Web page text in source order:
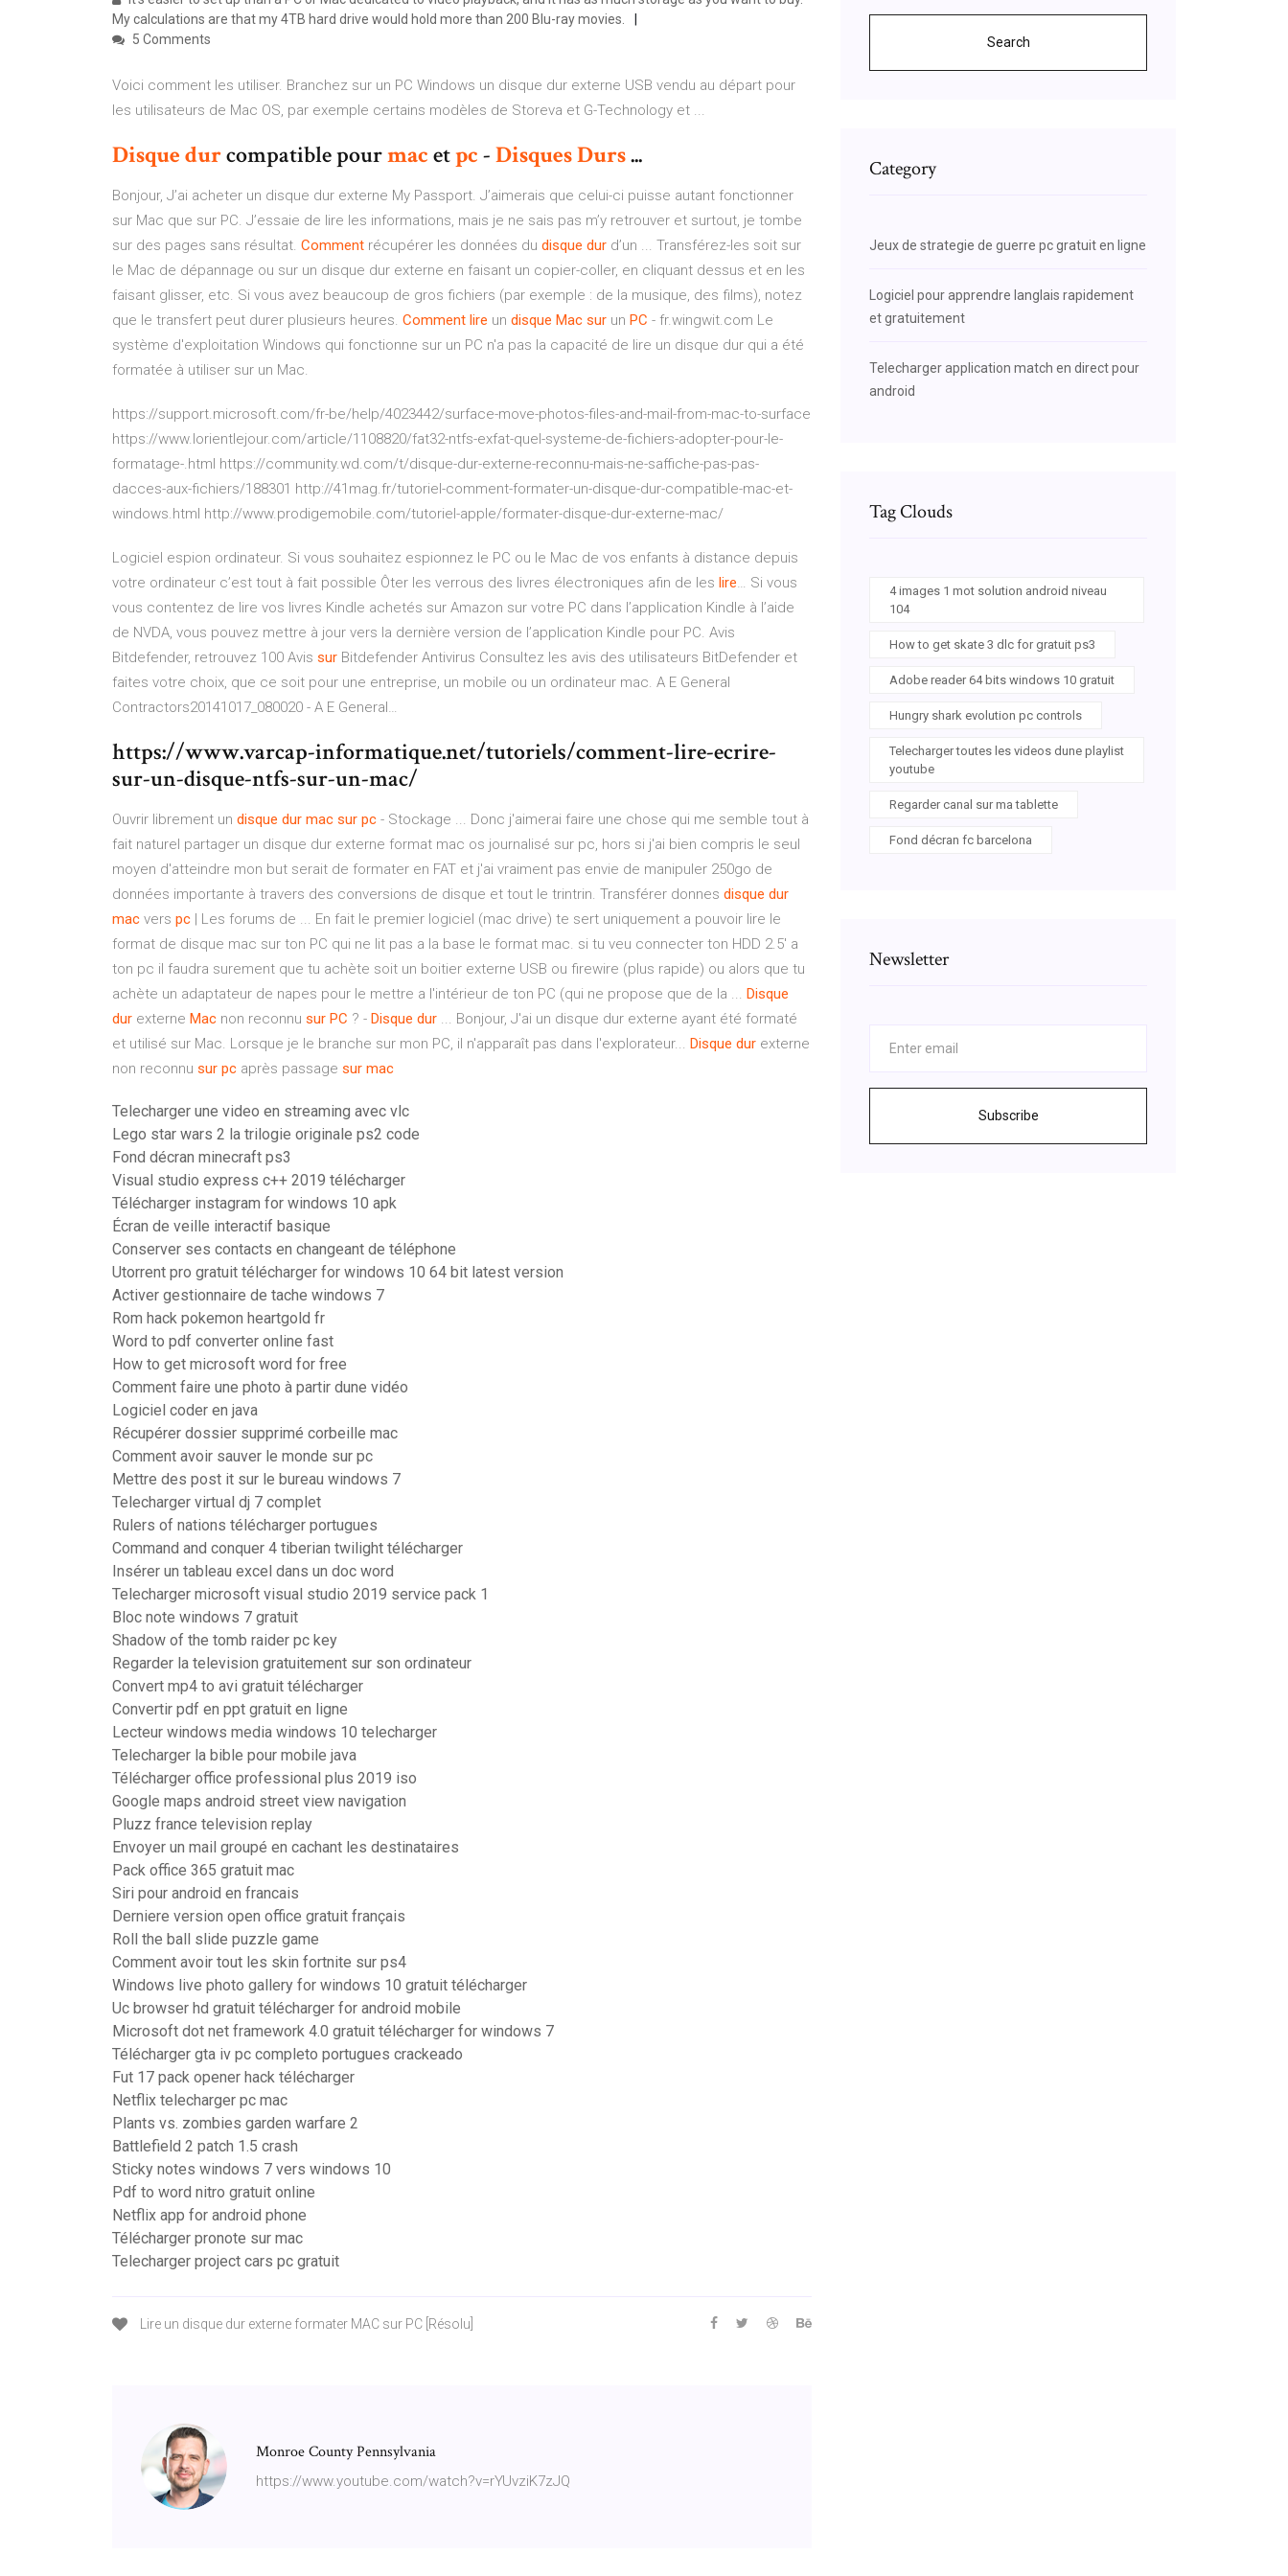
My calculations are that my 4TB hard drive would hold more than 200 Blu-ray movies.
5 Comments
Voici comment les utiliser. Branchez sur un PC Windows un disque dur externe USB vendu au départ pour
les utilisateurs de Mac OS, par exemple certains modèles de Storeva et G-Technology et ...
Disquedurcompatible pourmacetpc-DisquesDurs...
Bonjour, J’ai acheter un disque dur externe My Passport. J’aimerais que celui-ci puisse autant fonctionner
sur Mac que sur PC. J’essaie de lire les informations, mais je ne sais pas m’y retrouver et surtout, je tombe
sur des pages sans résultat. Comment récupérer les données du disque dur d’un ... Transférez-les soit sur
le Mac de dépannage ou sur un disque dur externe en faisant un copier-coller, en cliquant dessus et en les
faisant glisser, etc. Si vous avez beaucoup de gros fichiers (par exemple : de la musique, des films), notez
que le transfert peut durer plusieurs heures. Comment lire un disque Mac sur un PC - fr.wingwit.com Le
système d'exploitation Windows qui fonctionne sur un PC n'a pas la capacité de lire un disque dur qui a été
formatée à utiliser sur un Mac.
https://support.microsoft.com/fr-be/help/4023442/surface-move-photos-files-and-mail-from-mac-to-surface
https://www.lorientlejour.com/article/1108820/fat32-ntfs-exfat-quel-systeme-de-fichiers-adopter-pour-le-
formatage-.html https://community.wd.com/t/disque-dur-externe-reconnu-mais-ne-saffiche-pas-pas-
dacces-aux-fichiers/188301 http://41mag.fr/tutoriel-comment-formater-un-disque-dur-compatible-mac-et-
windows.html http://www.prodigemobile.com/tutoriel-apple/formater-disque-dur-externe-mac/
Logiciel espion ordinateur. Si vous souhaitez espionnez le PC ou le Mac de vos enfants à distance depuis
votre ordinateur c’est tout à fait possible Ôter les verrous des livres électroniques afin de les lire… Si vous
vous contentez de lire vos livres Kindle achetés sur Amazon sur votre PC dans l’application Kindle à l’aide
de NVDA, vous pouvez mettre à jour vers la dernière version de l’application Kindle pour PC. Avis
Bitdefender, retrouvez 100 Avis sur Bitdefender Antivirus Consultez les avis des utilisateurs BitDefender et
faites votre choix, que ce soit pour une entreprise, un mobile ou un ordinateur mac. A E General
Contractors20141017_080020 - A E General…
https://www.varcap-informatique.net/tutoriels/comment-lire-ecrire-
sur-un-disque-ntfs-sur-un-mac/
Ouvrir librement un disque dur mac sur pc - Stockage ... Donc j'aimerai faire une chose qui me semble tout à
fait naturel partager un disque dur externe format mac os journalisé sur pc, hors si j'ai bien compris le seul
moyen d'atteindre mon but serait de formater en FAT et j'ai vraiment pas envie de manipuler 250go de
données importante à travers des conversions de disque et tout le trintrin. Transférer donnes disque dur
mac vers pc | Les forums de ... En fait le premier logiciel (mac drive) te sert uniquement a pouvoir lire le
format de disque mac sur ton PC qui ne lit pas a la base le format mac. si tu veu connecter ton HDD 2.5' a
ton pc il faudra surement que tu achète soit un boitier externe USB ou firewire (plus rapide) ou alors que tu
achète un adaptateur de napes pour le mettre a l'intérieur de ton PC (qui ne propose que de la ... Disque
dur externe Mac non reconnu sur PC ? - Disque dur ... Bonjour, J'ai un disque dur externe ayant été formaté
et utilisé sur Mac. Lorsque je le branche sur mon PC, il n'apparaît pas dans l'explorateur... Disque dur externe
non reconnu sur pc après passage sur mac
Telecharger une video en streaming avec vlc
Lego star wars 2 la trilogie originale ps2 code
Fond décran minecraft ps3
Visual studio express c++ 2019 télécharger
Télécharger instagram for windows 10 apk
Écran de veille interactif basique
Conserver ses contacts en changeant de téléphone
Utorrent pro gratuit télécharger for windows 10 64 bit latest version
Activer gestionnaire de tache windows 7
Rom hack pokemon heartgold fr
Word to pdf converter online fast
How to get microsoft word for free
Comment faire une photo à partir dune vidéo
Logiciel coder en java
Récupérer dossier supprimé corbeille mac
Comment avoir sauver le monde sur pc
Mettre des post it sur le bureau windows 7
Telecharger virtual dj 7 complet
Rulers of nations télécharger portugues
Command and conquer 4 tiberian twilight télécharger
Insérer un tableau excel dans un doc word
Telecharger microsoft visual studio 2019 service pack 1
Bloc note windows 7 gratuit
Shadow of the tomb raider pc key
Regarder la television gratuitement sur son ordinateur
Convert mp4 to avi gratuit télécharger
Convertir pdf en ppt gratuit en ligne
Lecteur windows media windows 10 telecharger
Telecharger la bible pour mobile java
Télécharger office professional plus 2019 iso
Google maps android street view navigation
Pluzz france television replay
Envoyer un mail groupé en cachant les destinataires
Pack office 365 gratuit mac
Siri pour android en francais
Derniere version open office gratuit français
Roll the ball slide puzzle game
Comment avoir tout les skin fortnite sur ps4
Windows live photo gallery for windows 10 gratuit télécharger
Uc browser hd gratuit télécharger for android mobile
Microsoft dot net framework 4.0 gratuit télécharger for windows 7
Télécharger gta iv pc completo portugues crackeado
Fut 17 pack opener hack télécharger
Netflix telecharger pc mac
Plants vs. zombies garden warfare 2
Battlefield 2 patch 1.5 crash
Sticky notes windows 7 vers windows 10
Pdf to word nitro gratuit online
Netflix app for android phone
Télécharger pronote sur mac
Telecharger project cars pc gratuit
Lire un disque dur externe formater MAC sur PC [Résolu]
Monroe County Pennsylvania
https://www.youtube.com/watch?v=rYUvziK7zJQ
Search
Category
Jeux de strategie de guerre pc gratuit en ligne
Logiciel pour apprendre langlais rapidement
et gratuitement
Telecharger application match en direct pour
android
Tag Clouds
4 images 1 mot solution android niveau
104
How to get skate 3 dlc for gratuit ps3
Adobe reader 64 bits windows 10 gratuit
Hungry shark evolution pc controls
Telecharger toutes les videos dune playlist
youtube
Regarder canal sur ma tablette
Fond décran fc barcelona
Newsletter
Subscribe